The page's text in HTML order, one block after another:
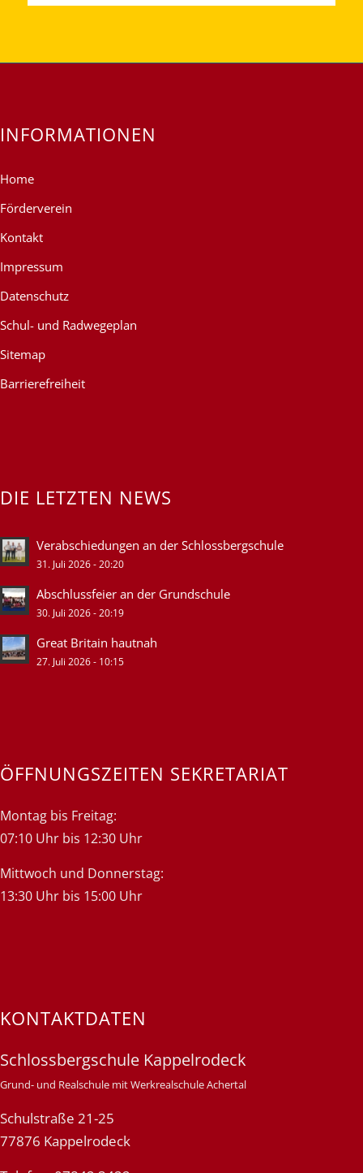
INFORMATIONEN
Home
Förderverein
Kontakt
Impressum
Datenschutz
Schul- und Radwegeplan
Sitemap
Barrierefreiheit
DIE LETZTEN NEWS
Verabschiedungen an der Schlossbergschule
31. Juli 2026 - 20:20
Abschlussfeier an der Grundschule
30. Juli 2026 - 20:19
Great Britain hautnah
27. Juli 2026 - 10:15
ÖFFNUNGSZEITEN SEKRETARIAT
Montag bis Freitag:
07:10 Uhr bis 12:30 Uhr
Mittwoch und Donnerstag:
13:30 Uhr bis 15:00 Uhr
KONTAKTDATEN
Schlossbergschule Kappelrodeck
Grund- und Realschule mit Werkrealschule Achertal
Schulstraße 21-25
77876 Kappelrodeck